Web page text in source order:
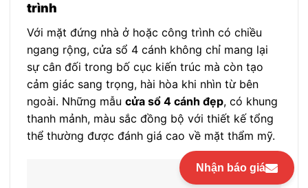
trình
Với mặt đứng nhà ở hoặc công trình có chiều
ngang rộng, cửa sổ 4 cánh không chỉ mang lại
sự cân đối trong bố cục kiến trúc mà còn tạo
cảm giác sang trọng, hài hòa khi nhìn từ bên
ngoài. Những mẫu cửa sổ 4 cánh đẹp, có khung
thanh mảnh, màu sắc đồng bộ với thiết kế tổng
thể thường được đánh giá cao về mặt thẩm mỹ.
Nhận báo giá